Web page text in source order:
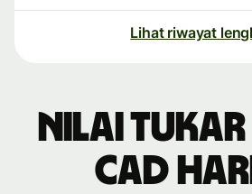
Lihat riwayat
Nilai tukar
CAD